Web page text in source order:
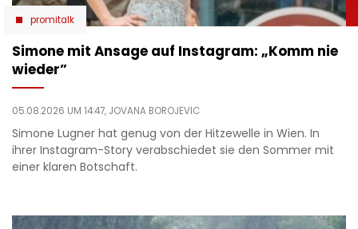
promitalk
Simone mit Ansage auf Instagram: „Komm nie
wieder”
05.08.2026 UM 14:47, JOVANA BOROJEVIC
Simone Lugner hat genug von der Hitzewelle in Wien. In
ihrer Instagram-Story verabschiedet sie den Sommer mit
einer klaren Botschaft.